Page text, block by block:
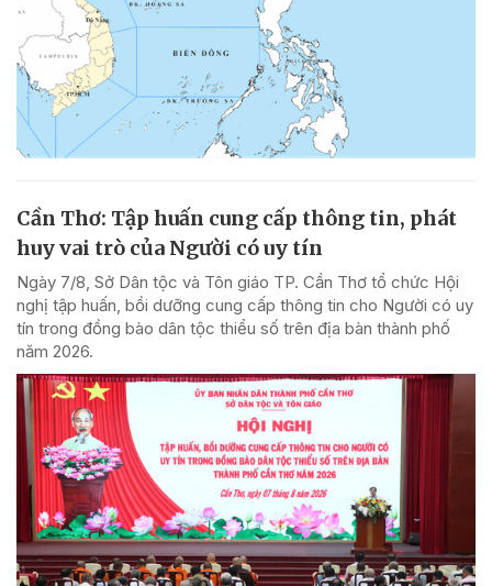
Cần Thơ: Tập huấn cung cấp thông tin, phát
huy vai trò của Người có uy tín
Ngày 7/8, Sở Dân tộc và Tôn giáo TP. Cần Thơ tổ chức Hội
nghị tập huấn, bồi dưỡng cung cấp thông tin cho Người có uy
tín trong đồng bào dân tộc thiểu số trên địa bàn thành phố
năm 2026.